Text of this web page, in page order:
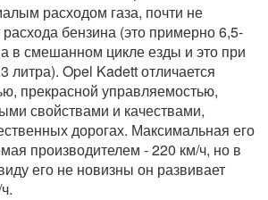
расходом газа, почти не
бензина (это примерно 6,5-
в смешанном цикле езды и это при
Opel Kadett отличается
прекрасной управляемостью,
свойствами и качествами,
дорогах. Максимальная его
производителем - 220 км/ч, но в
его не новизны он развивает